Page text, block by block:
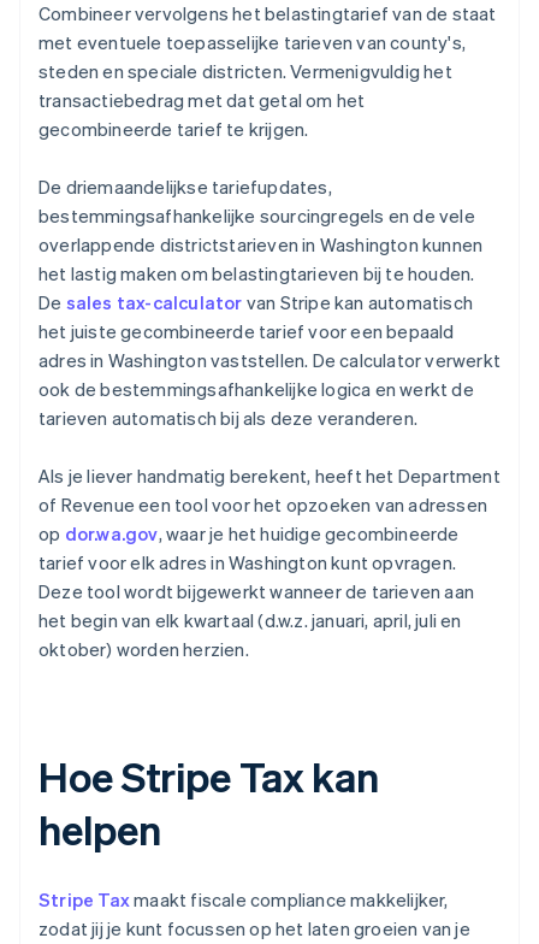
Combineer vervolgens het belastingtarief van de staat
met eventuele toepasselijke tarieven van county's,
steden en speciale districten. Vermenigvuldig het
transactiebedrag met dat getal om het
gecombineerde tarief te krijgen.
De driemaandelijkse tariefupdates,
bestemmingsafhankelijke sourcingregels en de vele
overlappende districtstarieven in Washington kunnen
het lastig maken om belastingtarieven bij te houden.
De sales tax-calculator van Stripe kan automatisch
het juiste gecombineerde tarief voor een bepaald
adres in Washington vaststellen. De calculator verwerkt
ook de bestemmingsafhankelijke logica en werkt de
tarieven automatisch bij als deze veranderen.
Als je liever handmatig berekent, heeft het Department
of Revenue een tool voor het opzoeken van adressen
op dor.wa.gov, waar je het huidige gecombineerde
tarief voor elk adres in Washington kunt opvragen.
Deze tool wordt bijgewerkt wanneer de tarieven aan
het begin van elk kwartaal (d.w.z. januari, april, juli en
oktober) worden herzien.
Hoe Stripe Tax kan
helpen
Stripe Taxmaakt fiscale compliance makkelijker,
zodat jij je kunt focussen op het laten groeien van je